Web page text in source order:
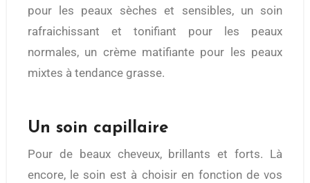
pour les peaux sèches et sensibles, un soin
rafraichissant et tonifiant pour les peaux
normales, un crème matifiante pour les peaux
mixtes à tendance grasse.
Un soin capillaire
Pour de beaux cheveux, brillants et forts. Là
encore, le soin est à choisir en fonction de vos